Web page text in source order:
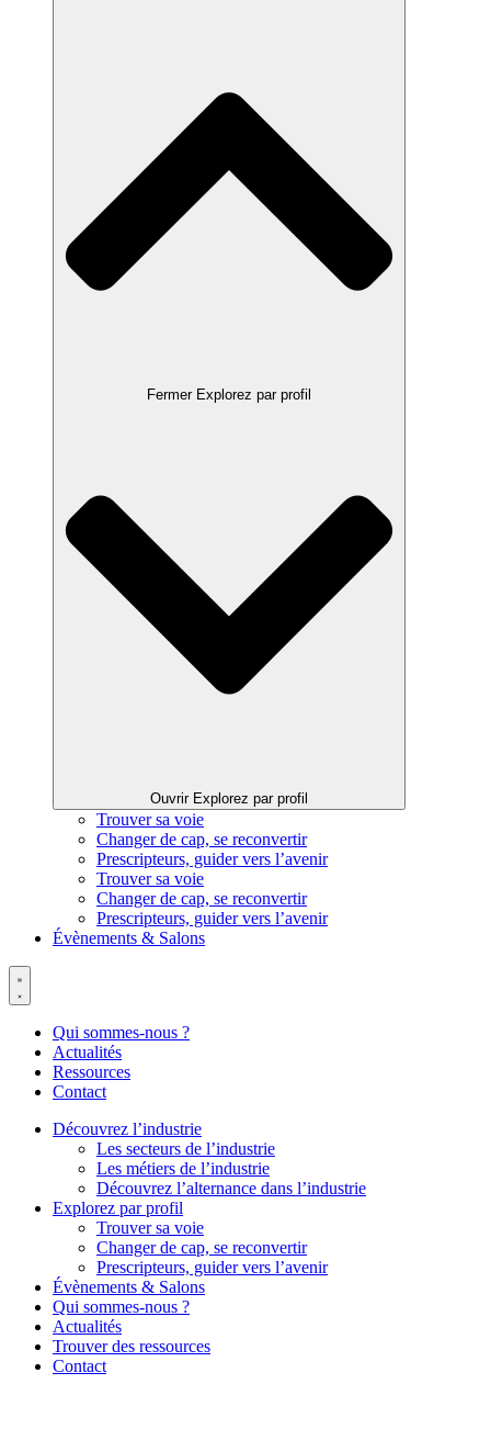
Fermer Explorez par profil
Ouvrir Explorez par profil
Trouver sa voie
Changer de cap, se reconvertir
Prescripteurs, guider vers l’avenir
Trouver sa voie
Changer de cap, se reconvertir
Prescripteurs, guider vers l’avenir
Évènements & Salons
Qui sommes-nous ?
Actualités
Ressources
Contact
Découvrez l’industrie
Les secteurs de l’industrie
Les métiers de l’industrie
Découvrez l’alternance dans l’industrie
Explorez par profil
Trouver sa voie
Changer de cap, se reconvertir
Prescripteurs, guider vers l’avenir
Évènements & Salons
Qui sommes-nous ?
Actualités
Trouver des ressources
Contact